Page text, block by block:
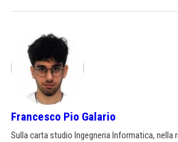
Francesco Pio Galario
Sulla carta studio Ingegneria Informatica, nella